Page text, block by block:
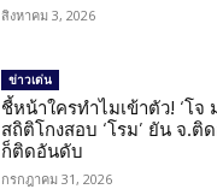
สิงหาคม 3, 2026
ข่าวเด่น
ชี้หน้าใครทำไมเข้าตัว! ‘โจ
สถิติโกงสอบ ‘โรม’ ยัน จ.ติ
ก็ติดอันดับ
กรกฎาคม 31, 2026